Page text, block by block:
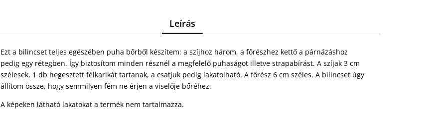
Leírás
Ezt a bilincset teljes egészében puha bőrből készítem: a szíjhoz három, a főrészhez kettő a párnázáshoz
pedig egy rétegben. Így biztosítom minden résznél a megfelelő puhaságot illetve strapabírást. A szíjak 3 cm
szélesek, 1 db hegesztett félkarikát tartanak, a csatjuk pedig lakatolható. A főrész 6 cm széles. A bilincset úgy
állítom össze, hogy semmilyen fém ne érjen a viselője bőréhez.
A képeken látható lakatokat a termék nem tartalmazza.